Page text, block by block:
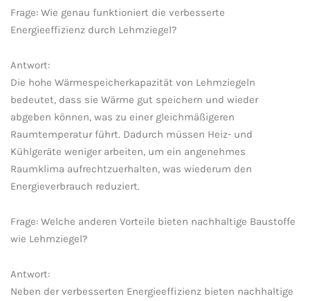
Frage: Wie genau funktioniert​ die verbesserte
‍Energieeffizienz durch Lehmziegel?
Antwort:
Die hohe Wärmespeicherkapazität von Lehmziegeln
bedeutet, dass sie ⁤Wärme gut ⁢speichern und wieder‍
abgeben können, was ⁢zu einer gleichmäßigeren
⁢Raumtemperatur führt. Dadurch müssen Heiz- und
Kühlgeräte weniger arbeiten, ​um ein angenehmes
Raumklima aufrechtzuerhalten, was ⁢wiederum den
Energieverbrauch⁢ reduziert.
Frage: ⁤Welche ‍anderen Vorteile bieten nachhaltige Baustoffe
wie Lehmziegel?
Antwort:
Neben der verbesserten ⁣Energieeffizienz ‌bieten nachhaltige